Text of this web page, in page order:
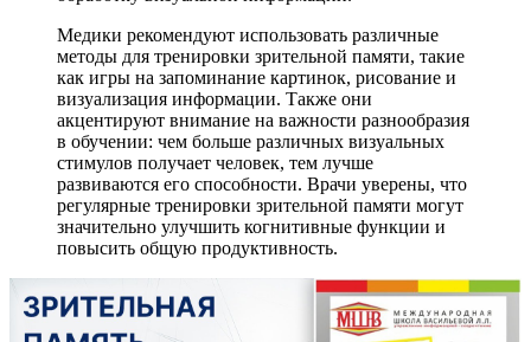
Медики рекомендуют использовать различные
методы для тренировки зрительной памяти, такие
как игры на запоминание картинок, рисование и
визуализация информации. Также они
акцентируют внимание на важности разнообразия
в обучении: чем больше различных визуальных
стимулов получает человек, тем лучше
развиваются его способности. Врачи уверены, что
регулярные тренировки зрительной памяти могут
значительно улучшить когнитивные функции и
повысить общую продуктивность.